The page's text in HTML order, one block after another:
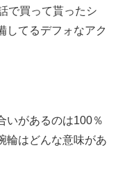
で買って貰ったシ
してるデフォなアク
いがあるのは100％
輪はどんな意味があ